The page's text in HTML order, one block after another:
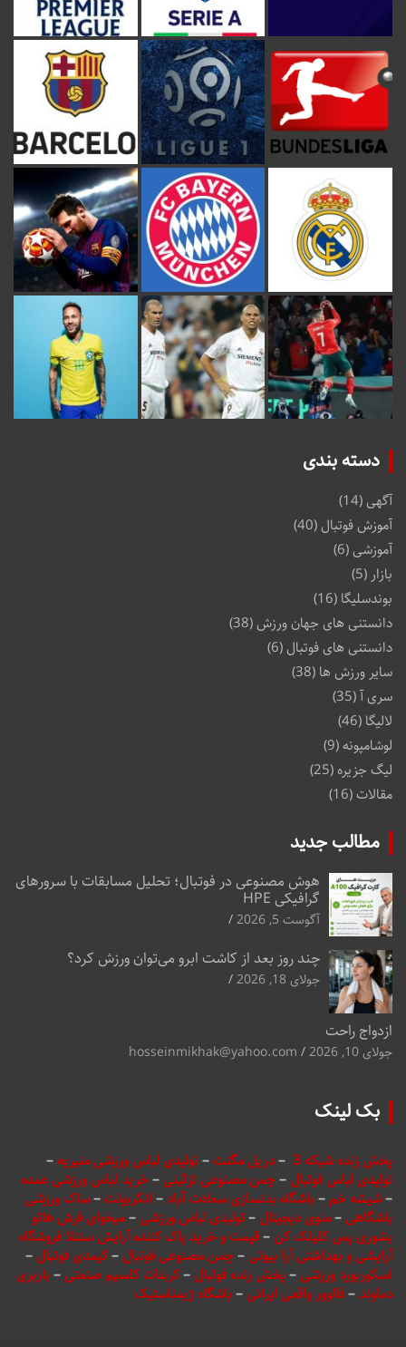
دسته بندی
آگهی(14)
آموزش فوتبال (40)
آموزشی(6)
بازار (5)
بوندسلیگا (16)
دانستنی های جهان ورزش(38)
دانستنی های فوتبال (6)
سایر ورزش ها (38)
سری آ(35)
لالیگا (46)
لوشامپونه(9)
لیگ جزیره (25)
مقالات(16)
مطالب جدید
هوش مصنوعی در فوتبال؛ تحلیل مسابقات با سرورهای
گرافیکی HPE
آگوست 5, 2026
چند روز بعد از کاشت ابرو می‌توان ورزش کرد؟
جولای 18, 2026
ازدواج راحت
جولای 10, 2026 hosseinmikhak@yahoo.com
بک لینک
پخش زنده شبکه 3 –دریل مگنت–تولیدی لباس ورزشی منیریه–
تولیدی لباس فوتبال –چمن مصنوعی تزئینی –خرید لباس ورزشی عمده
–شیشه خم–باشگاه بدنسازی سعادت آباد – انکربولت–ساک ورزشی
باشگاهی –منوی دیجیتال –تولیدی لباس ورزشی –میخوای فرش هاتو
بشوری پس کلیلک کن –قیمت و خرید پاک کننده آرایش سنتلا فروشگاه
آرایشی و بهداشتی آرا بیوتی –چمن مصنوعی فوتبال –کیمدی فوتبال –
اسکوربورد ورزشی –پخش زنده فوتبال –کربنات کلسیم صنعتی –باربری
دماوند–فالوور واقعی ایرانی –باشگاه ژیمناستیک